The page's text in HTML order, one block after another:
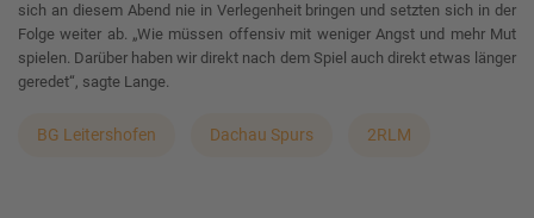
sich an diesem Abend nie in Verlegenheit bringen und setzten sich in der
Folge weiter ab. „Wie müssen offensiv mit weniger Angst und mehr Mut
spielen. Darüber haben wir direkt nach dem Spiel auch direkt etwas länger
geredet“, sagte Lange.
BG Leitershofen Dachau Spurs 2RLM